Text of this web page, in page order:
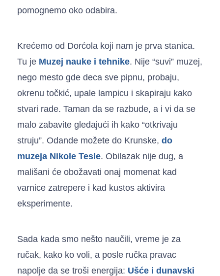
pomognemo oko odabira.
Krećemo od Dorćola koji nam je prva stanica.
Tu je Muzej nauke i tehnike. Nije “suvi” muzej,
nego mesto gde deca sve pipnu, probaju,
okrenu točkić, upale lampicu i skapiraju kako
stvari rade. Taman da se razbude, a i vi da se
malo zabavite gledajući ih kako “otkrivaju
struju”. Odande možete do Krunske, do
muzeja Nikole Tesle. Obilazak nije dug, a
mališani će obožavati onaj momenat kad
varnice zatrepere i kad kustos aktivira
eksperimente.
Sada kada smo nešto naučili, vreme je za
ručak, kako ko voli, a posle ručka pravac
napolje da se troši energija: Ušće i dunavski